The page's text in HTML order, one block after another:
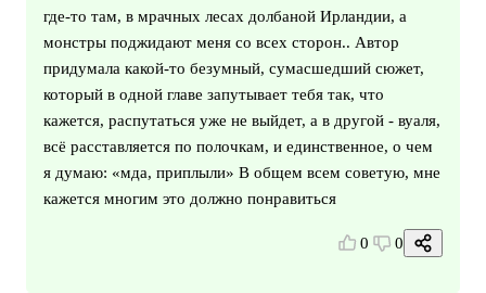
где-то там, в мрачных лесах долбаной Ирландии, а
монстры поджидают меня со всех сторон.. Автор
придумала какой-то безумный, сумасшедший сюжет,
который в одной главе запутывает тебя так, что
кажется, распутаться уже не выйдет, а в другой - вуаля,
всё расставляется по полочкам, и единственное, о чем
я думаю: «мда, приплыли» В общем всем советую, мне
кажется многим это должно понравиться
0 0